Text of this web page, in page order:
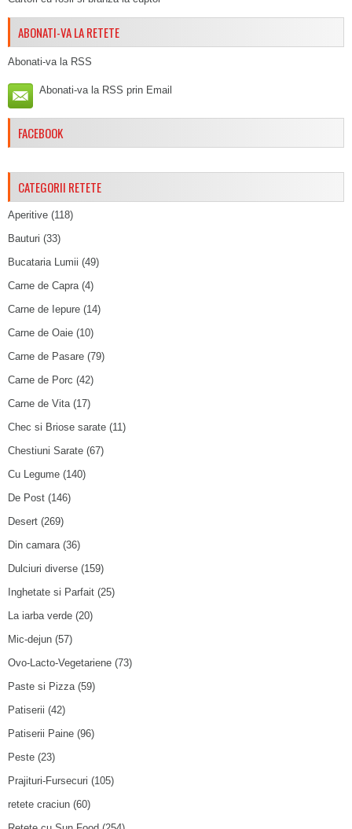
ABONATI-VA LA RETETE
Abonati-va la RSS
Abonati-va la RSS prin Email
FACEBOOK
CATEGORII RETETE
Aperitive (118)
Bauturi (33)
Bucataria Lumii (49)
Carne de Capra (4)
Carne de Iepure (14)
Carne de Oaie (10)
Carne de Pasare (79)
Carne de Porc (42)
Carne de Vita (17)
Chec si Briose sarate (11)
Chestiuni Sarate (67)
Cu Legume (140)
De Post (146)
Desert (269)
Din camara (36)
Dulciuri diverse (159)
Inghetate si Parfait (25)
La iarba verde (20)
Mic-dejun (57)
Ovo-Lacto-Vegetariene (73)
Paste si Pizza (59)
Patiserii (42)
Patiserii Paine (96)
Peste (23)
Prajituri-Fursecuri (105)
retete craciun (60)